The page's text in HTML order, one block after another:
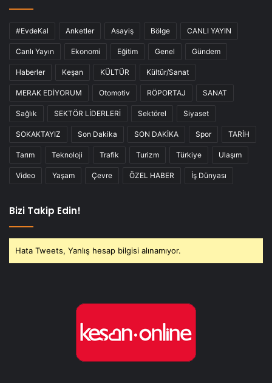
#EvdeKal Anketler Asayiş Bölge CANLI YAYIN
Canlı Yayın Ekonomi Eğitim Genel Gündem
Haberler Keşan KÜLTÜR Kültür/Sanat
MERAK EDİYORUM Otomotiv RÖPORTAJ SANAT
Sağlık SEKTÖR LİDERLERİ Sektörel Siyaset
SOKAKTAYIZ Son Dakika SON DAKİKA Spor TARİH
Tarım Teknoloji Trafik Turizm Türkiye Ulaşım
Video Yaşam Çevre ÖZEL HABER İş Dünyası
Bizi Takip Edin!
Hata Tweets, Yanlış hesap bilgisi alınamıyor.